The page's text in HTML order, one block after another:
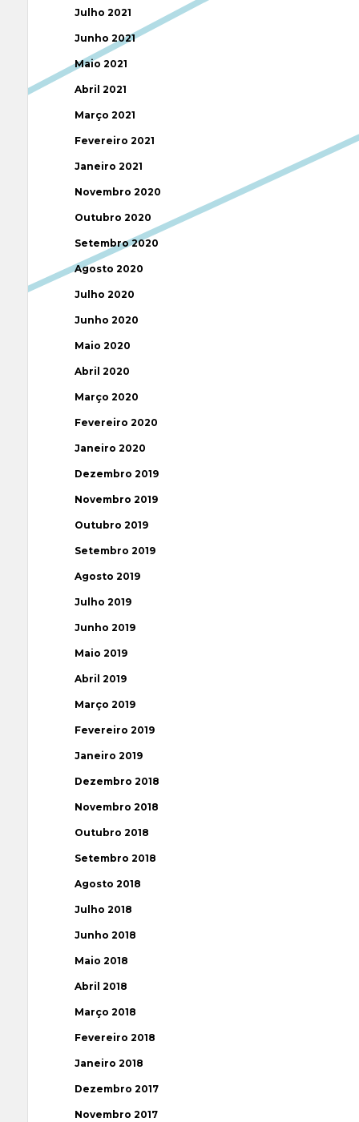
Julho 2021
Junho 2021
Maio 2021
Abril 2021
Março 2021
Fevereiro 2021
Janeiro 2021
Novembro 2020
Outubro 2020
Setembro 2020
Agosto 2020
Julho 2020
Junho 2020
Maio 2020
Abril 2020
Março 2020
Fevereiro 2020
Janeiro 2020
Dezembro 2019
Novembro 2019
Outubro 2019
Setembro 2019
Agosto 2019
Julho 2019
Junho 2019
Maio 2019
Abril 2019
Março 2019
Fevereiro 2019
Janeiro 2019
Dezembro 2018
Novembro 2018
Outubro 2018
Setembro 2018
Agosto 2018
Julho 2018
Junho 2018
Maio 2018
Abril 2018
Março 2018
Fevereiro 2018
Janeiro 2018
Dezembro 2017
Novembro 2017